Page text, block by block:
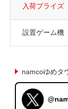
入荷プライズ
設置ゲーム機
namcoゆめタ